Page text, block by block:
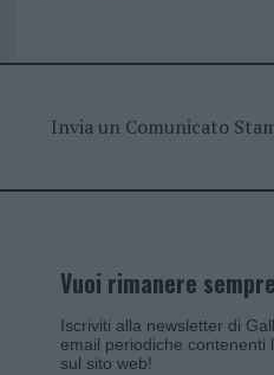
Invia un Comunicato
Vuoi rimanere
Iscriviti alla newsletter di
email periodiche contenenti
sul sito web!